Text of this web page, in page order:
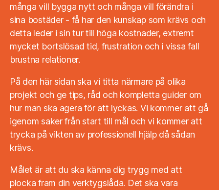
många vill bygga nytt och många vill förändra i
sina bostäder - få har den kunskap som krävs och
detta leder i sin tur till höga kostnader, extremt
mycket bortslösad tid, frustration och i vissa fall
brustna relationer.
På den här sidan ska vi titta närmare på olika
projekt och ge tips, råd och kompletta guider om
hur man ska agera för att lyckas. Vi kommer att gå
igenom saker från start till mål och vi kommer att
trycka på vikten av professionell hjälp då sådan
krävs.
Målet är att du ska känna dig trygg med att
plocka fram din verktygslåda. Det ska vara